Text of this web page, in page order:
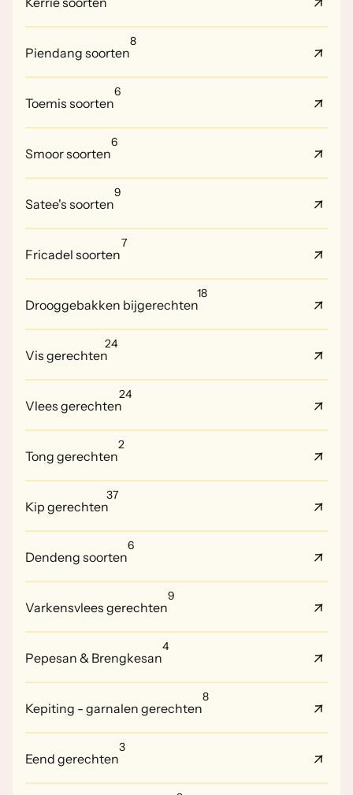
Piendang soorten
8
Toemis soorten
6
Smoor soorten
6
Satee's soorten
9
Fricadel soorten
7
Drooggebakken bijgerechten
18
Vis gerechten
24
Vlees gerechten
24
Tong gerechten
2
Kip gerechten
37
Dendeng soorten
6
Varkensvlees gerechten
9
Pepesan & Brengkesan
4
Kepiting - garnalen gerechten
8
Eend gerechten
3